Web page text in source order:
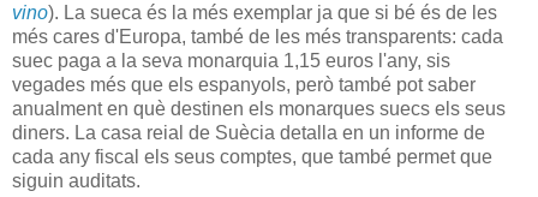
vino). La sueca és la més exemplar ja que si bé és de les
més cares d'Europa, també de les més transparents: cada
suec paga a la seva monarquia 1,15 euros l'any, sis
vegades més que els espanyols, però també pot saber
anualment en què destinen els monarques suecs els seus
diners. La casa reial de Suècia detalla en un informe de
cada any fiscal els seus comptes, que també permet que
siguin auditats.